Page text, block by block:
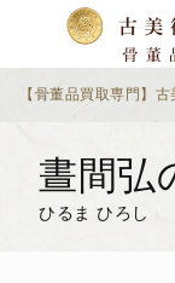
【骨董品買取専門】
晝間弘
ひるま ひろし